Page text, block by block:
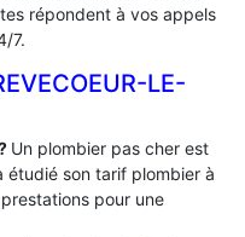
répondent à vos appels
7.
LE-
Un plombier pas cher est
étudié son tarif plombier à
pour une